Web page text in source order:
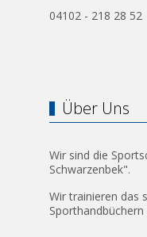
04102 - 218 28 52
Über Uns
Wir sind die
Schwarzenbek".
Wir trainieren das
Sporthandbüchern